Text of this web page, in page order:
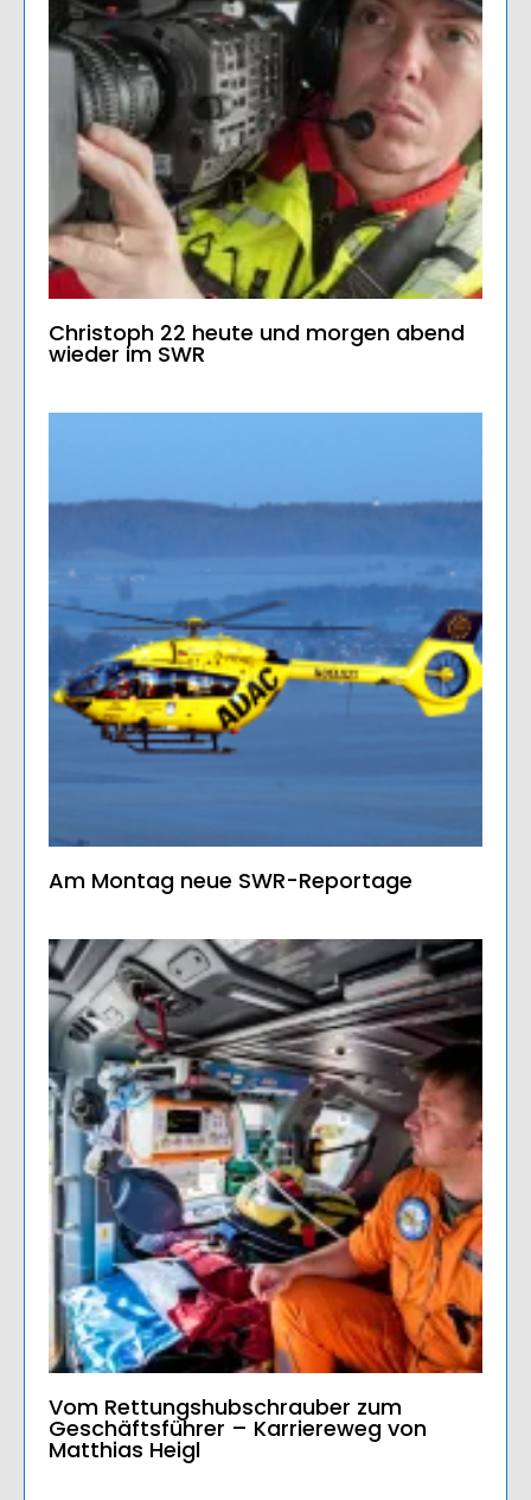
Christoph 22 heute und morgen abend
wieder im SWR
Am Montag neue SWR-Reportage
Vom Rettungshubschrauber zum
Geschäftsführer – Karriereweg von
Matthias Heigl